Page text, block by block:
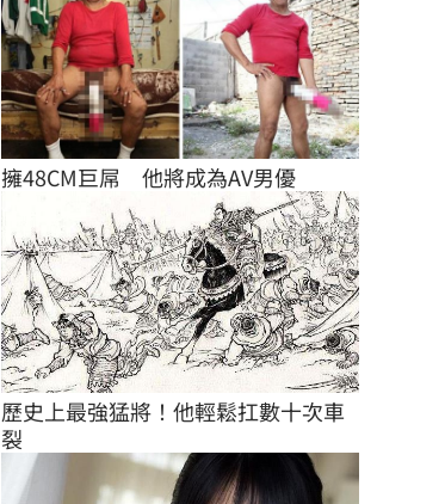
擁48CM巨屌　他將成為AV男優
歷史上最強猛將！他輕鬆扛數十次車
裂